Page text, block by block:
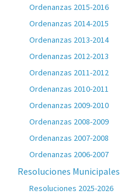
Ordenanzas 2015-2016
Ordenanzas 2014-2015
Ordenanzas 2013-2014
Ordenanzas 2012-2013
Ordenanzas 2011-2012
Ordenanzas 2010-2011
Ordenanzas 2009-2010
Ordenanzas 2008-2009
Ordenanzas 2007-2008
Ordenanzas 2006-2007
Resoluciones Municipales
Resoluciones 2025-2026